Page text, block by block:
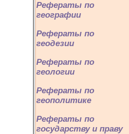
Рефераты по
географии
Рефераты по
геодезии
Рефераты по
геологии
Рефераты по
геополитике
Рефераты по
государству и праву